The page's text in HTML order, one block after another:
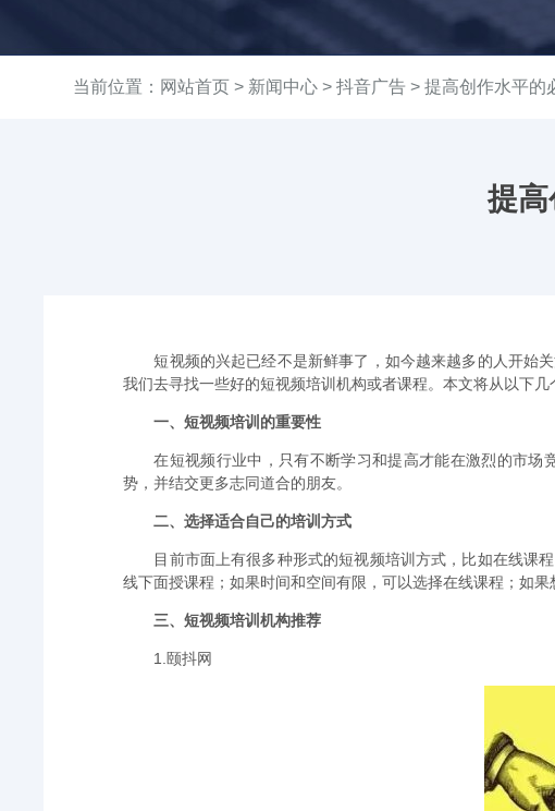
当前位置： 网站首页 > 新闻中心 >抖音广告 > 提高创作水平的
提高
短视频的兴起已经不是新鲜事了，如今越来越多的人开始
我们去寻找一些好的短视频培训机构或者课程。本文将从以下几
一、短视频培训的重要性
在短视频行业中，只有不断学习和提高才能在激烈的市场
势，并结交更多志同道合的朋友。
二、选择适合自己的培训方式
目前市面上有很多种形式的短视频培训方式，比如在线课
线下面授课程；如果时间和空间有限，可以选择在线课程；如
三、短视频培训机构推荐
1.颐抖网